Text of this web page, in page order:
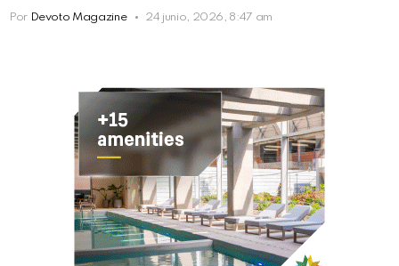
Por Devoto Magazine 24 junio, 2026, 8:47 am